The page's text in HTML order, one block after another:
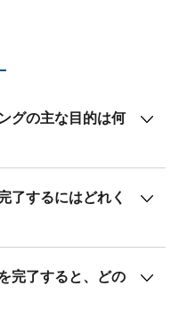
グの主な目的は何
了するにはどれく
完了すると、どの